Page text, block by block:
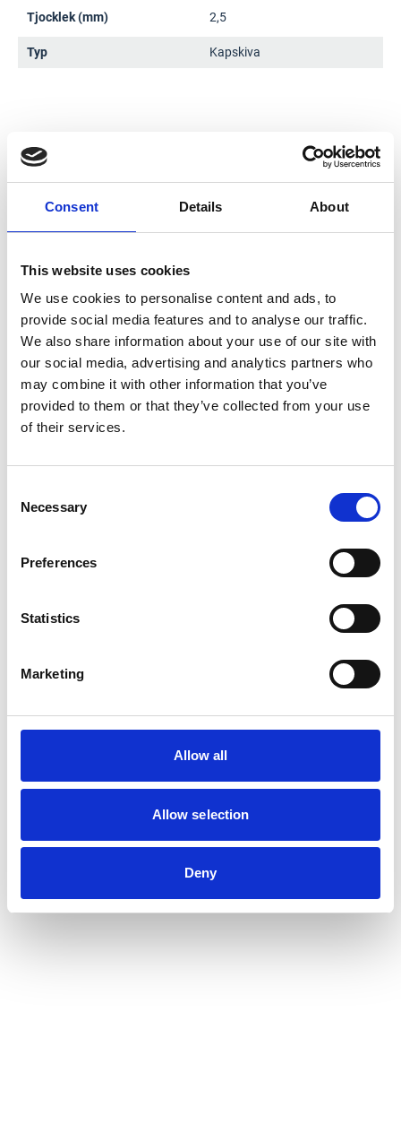
Consent Details About
This website uses cookies
We use cookies to personalise content and ads, to
provide social media features and to analyse our traffic.
We also share information about your use of our site with
our social media, advertising and analytics partners who
may combine it with other information that you’ve
provided to them or that they’ve collected from your use
of their services.
Selection
Necessary
Preferences
Statistics
Marketing
Allow all
Allow selection
Deny
Tjocklek (mm) 2,5
Typ Kapskiva